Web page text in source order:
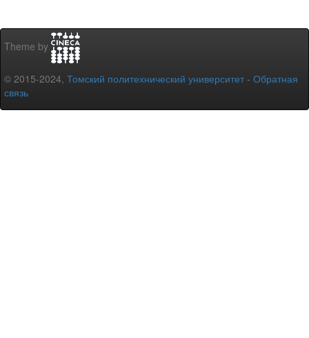
Theme by
© 2015-2024, Томский политехнический университет - Обратная
связь